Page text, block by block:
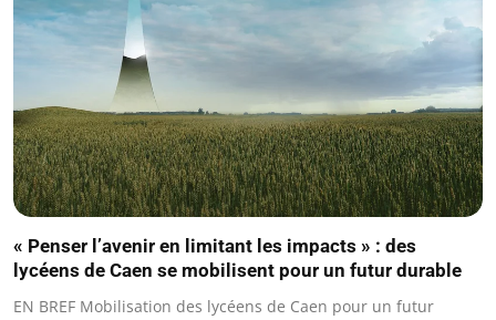
« Penser l’avenir en limitant les impacts » : des
lycéens de Caen se mobilisent pour un futur durable
EN BREF Mobilisation des lycéens de Caen pour un futur